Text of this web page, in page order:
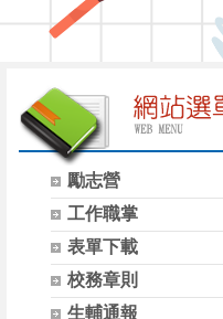
勵志營
工作職掌
表單下載
校務章則
生輔通報